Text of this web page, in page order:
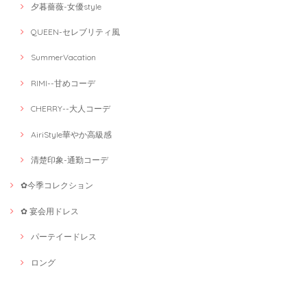
夕暮薔薇-女優style
QUEEN-セレブリティ風
SummerVacation
RIMI--甘めコーデ
CHERRY--大人コーデ
AiriStyle華やか高級感
清楚印象-通勤コーデ
✿今季コレクション
✿ 宴会用ドレス
パーテイードレス
ロング